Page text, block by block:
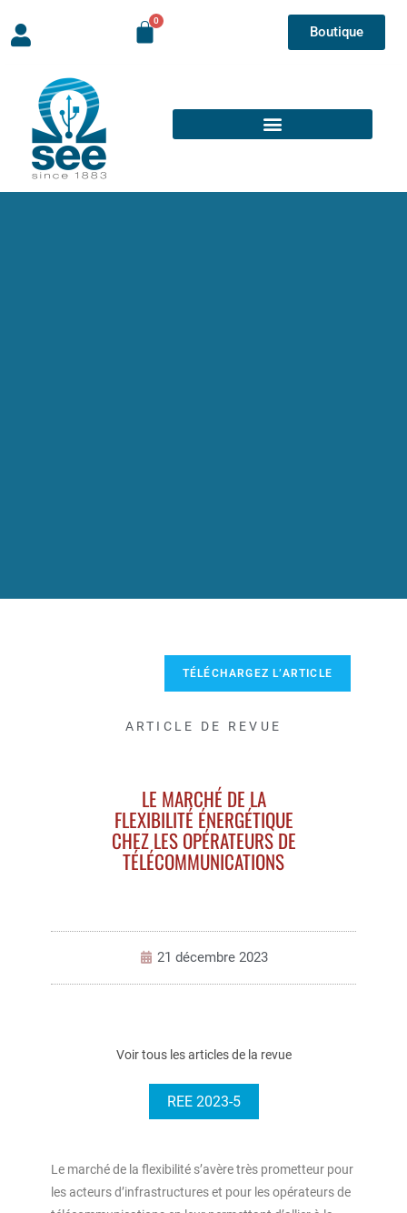
Boutique
TÉLÉCHARGEZ L’ARTICLE
ARTICLE DE REVUE
LE MARCHÉ DE LA
FLEXIBILITÉ ÉNERGÉTIQUE
CHEZ LES OPÉRATEURS DE
TÉLÉCOMMUNICATIONS
21 décembre 2023
Voir tous les articles de la revue
REE 2023-5
Le marché de la flexibilité s’avère très prometteur pour
les acteurs d’infrastructures et pour les opérateurs de